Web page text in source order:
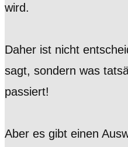
wird.
Daher ist nicht
sagt, sondern was
passiert!
Aber es gibt einen